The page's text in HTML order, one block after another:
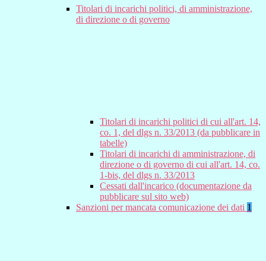
Titolari di incarichi politici, di amministrazione,
di direzione o di governo
Titolari di incarichi politici di cui all'art. 14,
co. 1, del dlgs n. 33/2013 (da pubblicare in
tabelle)
Titolari di incarichi di amministrazione, di
direzione o di governo di cui all'art. 14, co.
1-bis, del dlgs n. 33/2013
Cessati dall'incarico (documentazione da
pubblicare sul sito web)
Sanzioni per mancata comunicazione dei dati 1